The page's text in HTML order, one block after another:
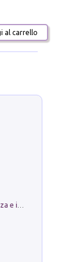
al carrello